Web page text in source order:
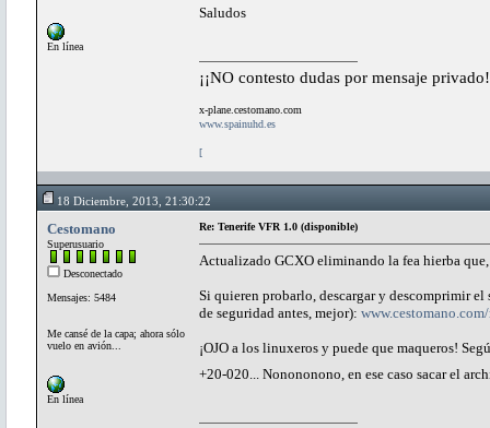
En línea
Saludos
¡¡NO contesto dudas por mensaje
x-plane.cestomano.com
www.spainuhd.es
[
18 Diciembre, 2013, 21:30:22
Cestomano
Superusuario
Desconectado
Mensajes: 5484
Me cansé de la capa; ahora sólo
vuelo en avión...
En línea
Re: Tenerife VFR 1.0 (disponible)
Actualizado GCXO eliminando la fea hierba que,
Si quieren probarlo, descargar y descomprimir
de seguridad antes, mejor):
¡OJO a los linuxeros y puede que maqueros!
+20-020... Nonononono, en ese caso sacar el